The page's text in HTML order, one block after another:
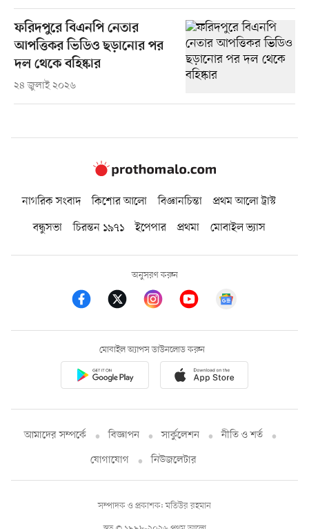
ফরিদপুরে বিএনপি নেতার
আপত্তিকর ভিডিও ছড়ানোর পর
দল থেকে বহিষ্কার
২৪ জুলাই ২০২৬
নাগরিক সংবাদ কিশোর আলো বিজ্ঞানচিন্তা
প্রথম আলো ট্রাস্ট
বন্ধুসভা
চিরন্তন ১৯৭১ ইপেপার প্রথমা মোবাইল ভ্যাস
অনুসরণ করুন
মোবাইল অ্যাপস ডাউনলোড করুন
আমাদের সম্পর্কে বিজ্ঞাপন সার্কুলেশন
নীতি ও শর্ত
যোগাযোগ
নিউজলেটার
সম্পাদক ও প্রকাশক: মতিউর রহমান